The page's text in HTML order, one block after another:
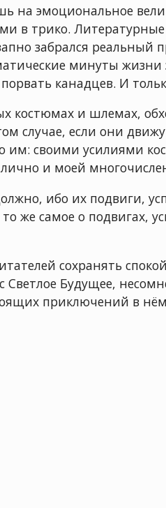
на эмоциональное
в трико.
забрался реальный
минуты жизни
канадцев. И
костюмах и шлемах,
случае, если они
им: своими усилиями
и моей
ибо их подвиги,
же самое о подвигах,
сохранять
Будущее,
приключений в